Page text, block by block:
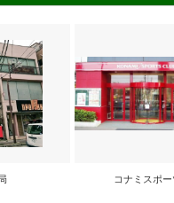
コナミスポ